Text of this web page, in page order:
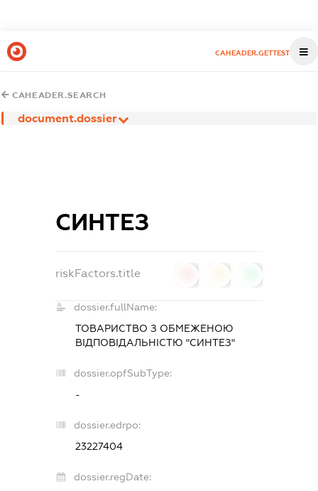
CAHEADER.GETTEST
CAHEADER.SEARCH
document.dossier
СИНТЕЗ
riskFactors.title
dossier.fullName:
ТОВАРИСТВО З ОБМЕЖЕНОЮ
ВІДПОВІДАЛЬНІСТЮ "СИНТЕЗ"
dossier.opfSubType:
-
dossier.edrpo:
23227404
dossier.regDate: